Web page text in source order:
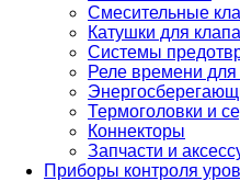
Смесительные
Катушки для
Системы
Реле времени для
Термоголовки и
Коннекторы
Запчасти и
Приборы контроля